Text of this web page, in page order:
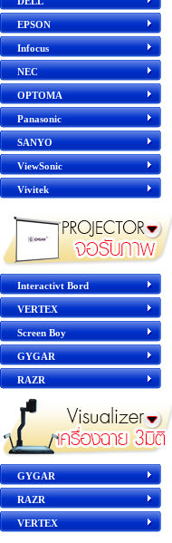
EPSON
Infocus
NEC
OPTOMA
Panasonic
SANYO
ViewSonic
Vivitek
Interactivt Bord
VERTEX
Screen Boy
GYGAR
RAZR
GYGAR
RAZR
VERTEX